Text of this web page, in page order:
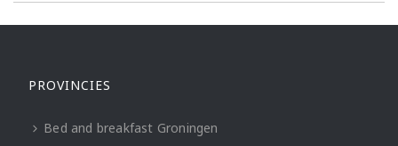
PROVINCIES
Bed and breakfast Groningen